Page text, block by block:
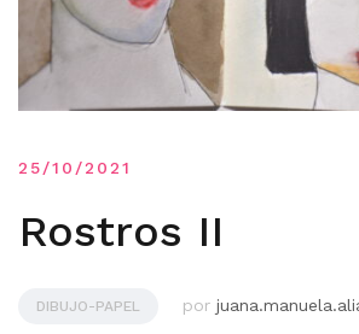
25/10/2021
Rostros II
DIBUJO-PAPEL por